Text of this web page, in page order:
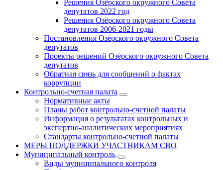
Решения Озёрского окружного Совета
депутатов 2022 год
Решения Озёрского окружного Совета
депутатов 2006-2021 годы
Постановления Озёрского окружного Совета
депутатов
Проекты решений Озёрского окружного Совета
депутатов
Обратная связь для сообщений о фактах
коррупции
Контрольно-счетная палата
Нормативные акты
Планы работ контрольно-счетной палаты
Информация о результатах контрольных и
экспертно-аналитических мероприятиях
Стандарты контрольно-счетной палаты
МЕРЫ ПОДДЕРЖКИ УЧАСТНИКАМ СВО
Муниципальный контроль
Виды муниципального контроля